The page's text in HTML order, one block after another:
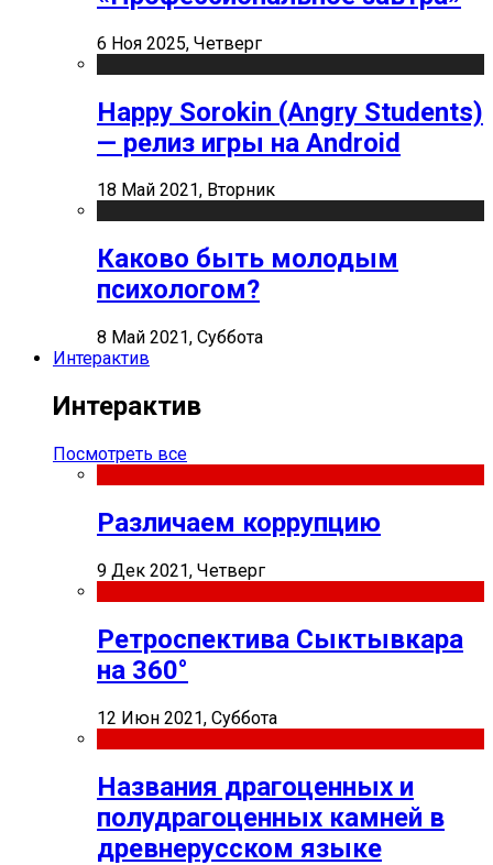
6 Ноя 2025, Четверг
Happy Sorokin (Angry Students)
— релиз игры на Android
18 Май 2021, Вторник
Каково быть молодым
психологом?
8 Май 2021, Суббота
Интерактив
Интерактив
Посмотреть все
Различаем коррупцию
9 Дек 2021, Четверг
Ретроспектива Сыктывкара
на 360°
12 Июн 2021, Суббота
Названия драгоценных и
полудрагоценных камней в
древнерусском языке